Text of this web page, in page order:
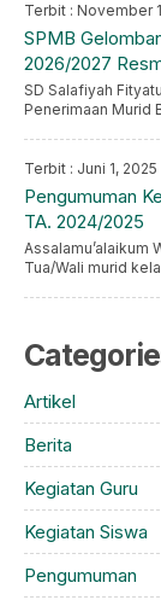
Terbit : November
SPMB
2026/2027
SD Salafiyah
Penerimaan Murid
Terbit : Juni 1, 2025
Pengumuman
TA. 2024/2025
Assalamu’alaikum
Tua/Wali murid
Artikel
Berita
Kegiatan Guru
Kegiatan Siswa
Pengumuman